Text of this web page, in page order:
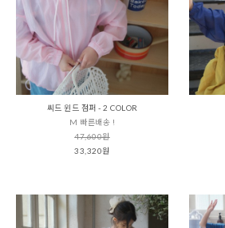
씨드 윈드 점퍼 - 2 COLOR
M 빠른배송 !
47,600원
33,320원